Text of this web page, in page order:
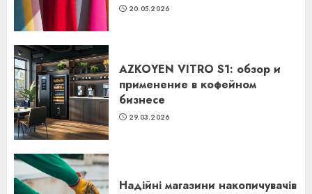
20.05.2026
AZKOYEN VITRO S1: обзор и
применение в кофейном
бизнесе
29.03.2026
Надійні магазини накопичувачів